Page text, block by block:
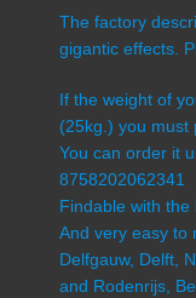
The factory
gigantic effects.
If the weight of
(25kg.) you must
You can order it
8758202062341
Findable with
And very easy to
Delfgauw, Delft,
and Rodenrijs,